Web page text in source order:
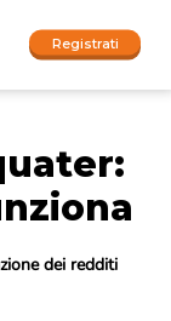
Registrati
dei redditi